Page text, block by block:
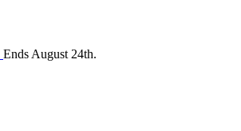
Ends August 24th.